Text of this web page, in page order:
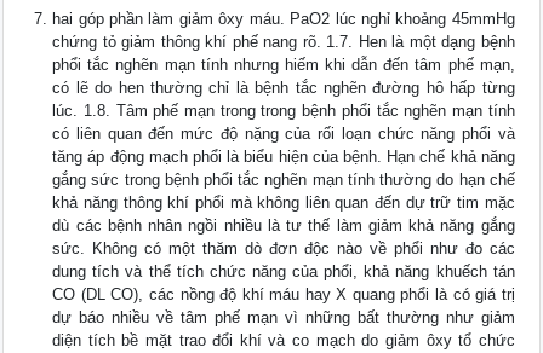
hai góp phần làm giảm ôxy máu. PaO2 lúc nghỉ khoảng 45mmHg
chứng tỏ giảm thông khí phế nang rõ. 1.7. Hen là một dạng bệnh
phổi tắc nghẽn mạn tính nhưng hiếm khi dẫn đến tâm phế mạn,
có lẽ do hen thường chỉ là bệnh tắc nghẽn đường hô hấp từng
lúc. 1.8. Tâm phế mạn trong trong bệnh phổi tắc nghẽn mạn tính
có liên quan đến mức độ nặng của rối loạn chức năng phổi và
tăng áp động mạch phổi là biểu hiện của bệnh. Hạn chế khả năng
gắng sức trong bệnh phổi tắc nghẽn mạn tính thường do hạn chế
khả năng thông khí phổi mà không liên quan đến dự trữ tim mặc
dù các bệnh nhân ngồi nhiều là tư thế làm giảm khả năng gắng
sức. Không có một thăm dò đơn độc nào về phổi như đo các
dung tích và thể tích chức năng của phổi, khả năng khuếch tán
CO (DL CO), các nồng độ khí máu hay X quang phổi là có giá trị
dự báo nhiều về tâm phế mạn vì những bất thường như giảm
diện tích bề mặt trao đổi khí và co mạch do giảm ôxy tổ chức